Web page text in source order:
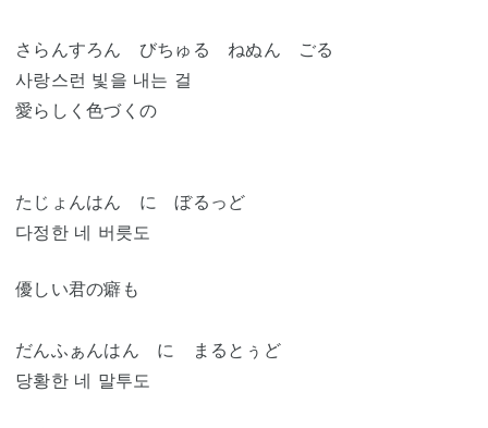
さらんすろん びちゅる ねぬん ごる
사랑스런 빛을 내는 걸
愛らしく色づくの
たじょんはん に ぼるっど
다정한 네 버릇도
優しい君の癖も
だんふぁんはん に まるとぅど
당황한 네 말투도